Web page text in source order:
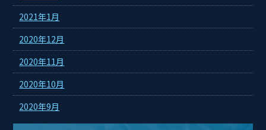
2021年1月
2020年12月
2020年11月
2020年10月
2020年9月